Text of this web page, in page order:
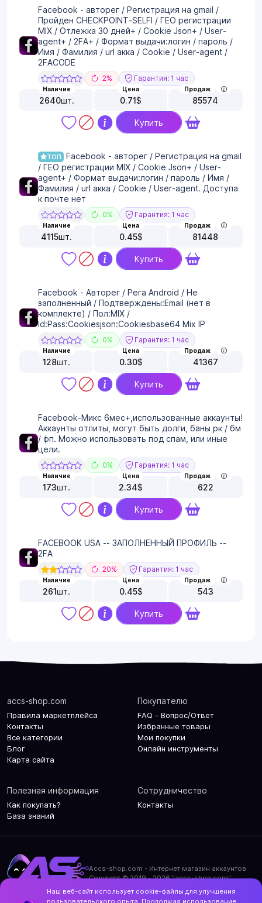
Facebook - авторег / Регистрация на gmail /
Пройден CHECKPOINT-SELFI / ГЕО регистрации
MIX / Отлежка 30 дней+ / Cookie Json+ / User-
agent+ / 2FA+ / Формат выдачи:логин / пароль /
Имя / Фамилия / url акка / Cookie / User-agent /
2FACODE
2% Гарантия: 1 час
Наличие
2640шт.
Цена
0.71$
Продаж
85574
Купить
ТОП
Facebook - авторег / Регистрация на gmail
/ ГЕО регистрации MIX / Cookie Json+ / User-
agent+ / Формат выдачи:логин / пароль / Имя /
Фамилия / url акка / Cookie / User-agent. Доступа
к почте нет
0% Гарантия: 1 час
Наличие
4115шт.
Цена
0.45$
Продаж
81448
Купить
Facebook - Авторег / Рега Android / Не
заполненный / Подтверждены:Email (нет в
комплекте) / Пол:MIX /
Id:Pass:Cookiesjson:Cookiesbase64 Mix IP
0% Гарантия: 1 час
Наличие
128шт.
Цена
0.30$
Продаж
41367
Купить
Facebook-Микс 6мес+,использованные аккаунты!
Аккаунты отлиты, могут быть долги, баны рк / бм
/ фп. Можно использовать под спам, или иные
цели.
0% Гарантия: 1 час
Наличие
173шт.
Цена
2.34$
Продаж
622
Купить
FACEBOOK USA -- ЗАПОЛНЕННЫЙ ПРОФИЛЬ --
2FA
20% Гарантия: 1 час
Наличие
261шт.
Цена
0.45$
Продаж
543
Купить
accs-shop.com
Правила маркетплейса
Контакты
Все категории
Блог
Карта сайта
Покупателю
FAQ - Вопрос/Ответ
Избранные товары
Мои покупки
Онлайн инструменты
Полезная информация
Как покупать?
База знаний
Сотрудничество
Контакты
Accs-shop.com - Интернет магазин аккаунтов
Copyright © 2019 - 2026 "accs-shop.com"
Наш веб-сайт использует cookie-файлы для улучшения
пользовательского опыта. Продолжая использование